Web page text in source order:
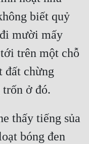
biết quỷ
mười mấy
trên một chỗ
đất chừng
thấy tiếng sủa
bóng đen